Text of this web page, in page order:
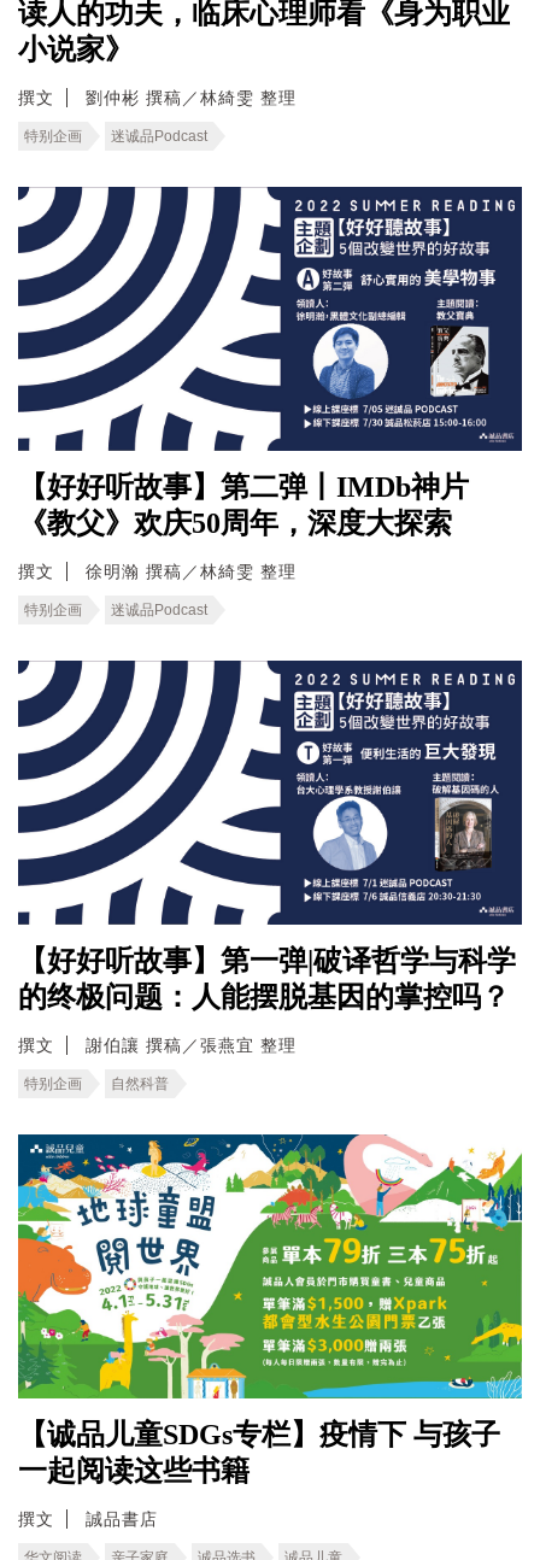
读人的功夫，临床心理师看《身为职业
小说家》
撰文 劉仲彬 撰稿／林綺雯 整理
特别企画 迷诚品Podcast
【好好听故事】第二弹丨IMDb神片
《教父》欢庆50周年，深度大探索
撰文 徐明瀚 撰稿／林綺雯 整理
特别企画 迷诚品Podcast
【好好听故事】第一弹|破译哲学与科学
的终极问题：人能摆脱基因的掌控吗？
撰文 謝伯讓 撰稿／張燕宜 整理
特别企画 自然科普
【诚品儿童SDGs专栏】疫情下 与孩子
一起阅读这些书籍
撰文 誠品書店